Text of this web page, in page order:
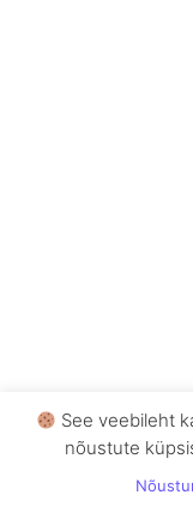
See veebileht
nõustute